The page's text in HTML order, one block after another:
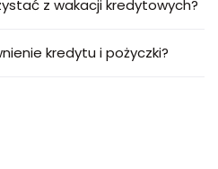
z wakacji kredytowych?
kredytu i pożyczki?